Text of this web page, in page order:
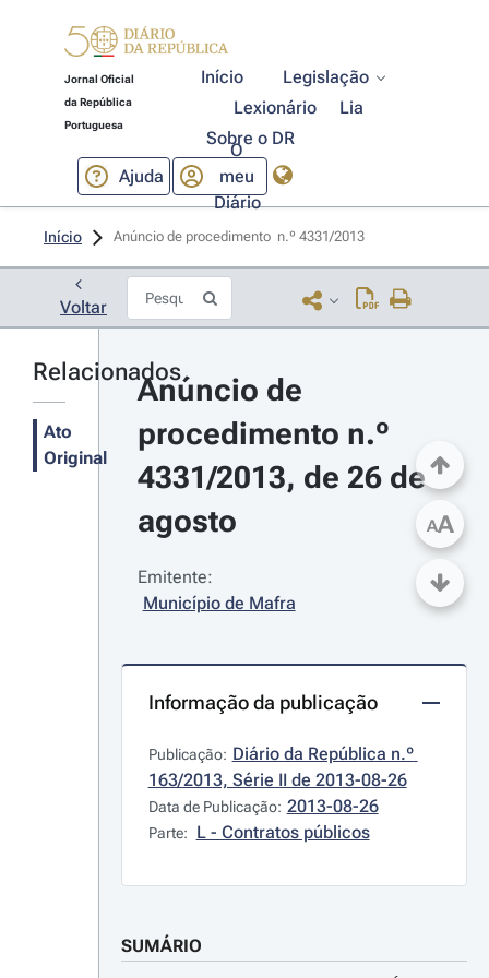
Jornal Oficial
da República
Portuguesa
Início
Legislação
Lexionário
Lia
Sobre o DR
Ajuda
O
meu
Diário
Início Anúncio de procedimento  n.º 4331/2013
Voltar
Relacionados
Ato
Original
Anúncio de
procedimento n.º
4331/2013, de 26 de
agosto
Emitente:
Município de Mafra
Informação da publicação
Publicação: Diário da República n.º
163/2013, Série II de 2013-08-26
Data de Publicação: 2013-08-26
Parte: L - Contratos públicos
SUMÁRIO
AA